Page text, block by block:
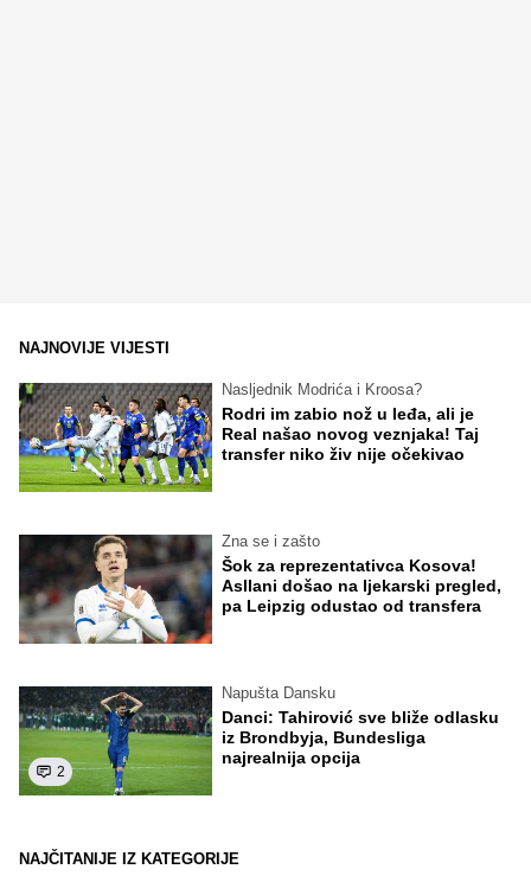
NAJNOVIJE VIJESTI
Nasljednik Modrića i Kroosa?
Rodri im zabio nož u leđa, ali je
Real našao novog veznjaka! Taj
transfer niko živ nije očekivao
Zna se i zašto
Šok za reprezentativca Kosova!
Asllani došao na ljekarski pregled,
pa Leipzig odustao od transfera
2
Napušta Dansku
Danci: Tahirović sve bliže odlasku
iz Brondbyja, Bundesliga
najrealnija opcija
NAJČITANIJE IZ KATEGORIJE